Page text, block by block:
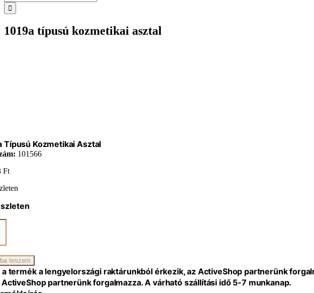
1019a típusú kozmetikai asztal
Típusú Kozmetikai Asztal
101566
Ft
teszem
a termék a lengyelországi raktárunkból érkezik, az ActiveShop partnerünk
ActiveShop partnerünk forgalmazza. A várható szállítási idő 5-7 munkanap.